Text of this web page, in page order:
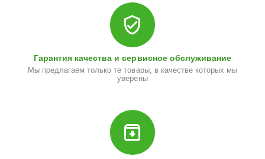
Гарантия качества и сервисное обслуживание
Мы предлагаем только те товары, в качестве которых мы
уверены